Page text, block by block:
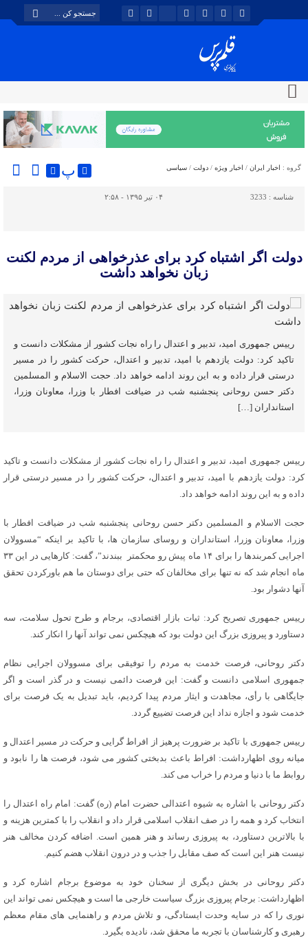
گروه : اخبار ایران / اخبار ویژه / دولت / سیاسی پ
شناسه : 3233 ۰۴ تیر ۱۳۹۵ - ۲:۵۸
دولت اگر اشتباه کرد برای عذرخواهی از مردم لکنت
زبان نخواهد داشت
رییس جمهوری امید، تدبیر و اعتدال را راه نجات کشور از مشکلات دانست و
تاکید کرد: دولت یازدهم با امید، تدبیر و اعتدال، حرکت کشور را در مسیر
درستی قرار داده و به این روند ادامه خواهد داد. حجت الاسلام و المسلمین
دکتر حسن روحانی پنجشنبه شب در ضیافت افطار با وزرا، معاونان وزرا،
استانداران […]
رییس جمهوری امید، تدبیر و اعتدال را راه نجات کشور از مشکلات دانست و تاکید
کرد: دولت یازدهم با امید، تدبیر و اعتدال، حرکت کشور را در مسیر درستی قرار
داده و به این روند ادامه خواهد داد.
حجت الاسلام و المسلمین دکتر حسن روحانی پنجشنبه شب در ضیافت افطار با
وزرا، معاونان وزرا، استانداران و روسای سازمان ها، با تاکید بر اینکه “مسوولان
اجرایی کمربندها را برای ۱۴ ماه پیش رو محکمتر ببندند”، گفت: کارهایی در این ۳۳
ماه انجام شد که نه تنها برای مخالفان که حتی برای دوستان ما هم باورکردن تحقق
آنها دشوار بود.
رییس جمهوری تصریح کرد: ثبات بازار اقتصادی، برجام و طرح تحول سلامت، سه
دستاورد و پیروزی بزرگ این دولت بود که هیچکس نمی تواند آنها را انکار کند.
دکتر روحانی، فرصت خدمت به مردم را توفیقی برای مسوولان اجرایی نظام
جمهوری اسلامی دانست و گفت: این فرصت دائمی نیست و در گذر است و اگر
جایگاهی با رأی، مجاهدت و ایثار مردم پیدا کردیم، باید تبدیل به یک فرصت برای
خدمت شود و اجازه نداد این فرصت تضییع گردد.
رییس جمهوری با تاکید بر ضرورت پرهیز از افراط گرایی و حرکت در مسیر اعتدال و
میانه روی اظهارداشت: افراط باعث بدبختی کشور می شود، فرصت ها را نابود و
روابط ما با دنیا و مردم را خراب می کند.
دکتر روحانی با اشاره به شیوه اعتدالی حضرت امام (ره) گفت: امام راه اعتدال را
انتخاب کرد و همه را در صف انقلاب اسلامی قرار داد و انقلاب را با کمترین هزینه و
با بالاترین دستاورد، به پیروزی رساند و هنر همین است. اضافه کردن مخالف هنر
نیست هنر این است که صف مقابل را جذب و در درون انقلاب هضم کنیم.
دکتر روحانی در بخش دیگری از سخنان خود به موضوع برجام اشاره کرد و
اظهارداشت: برجام پیروزی بزرگ سیاست خارجی ما است و هیچکس نمی تواند این
نوری را که در سایه وحدت ایستادگی، و تلاش مردم و راهنمایی های مقام معظم
رهبری و کارشناسان با تجربه ما محقق شد، نادیده بگیرد.